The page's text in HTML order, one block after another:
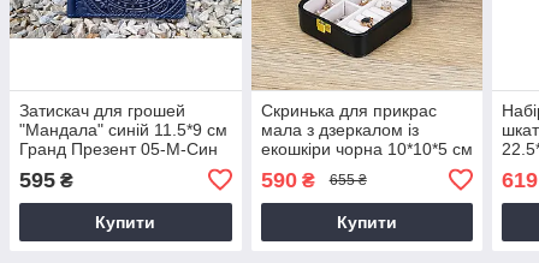
Затискач для грошей
"Мандала" синій 11.5*9 см
Гранд Презент 05-М-Син
595 ₴
Купити
Скринька для прикрас
мала з дзеркалом із
екошкіри чорна 10*10*5 см
Гранд Презент JZ-004-5
590₴ 655 ₴
Купити
619